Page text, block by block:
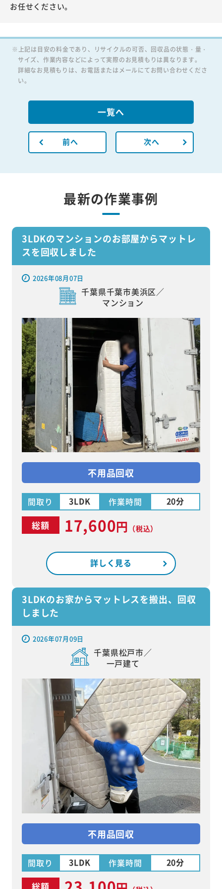
お任せください。
※上記は目安の料金であり、リサイクルの可否、回収品の状態・量・
サイズ、作業内容などによって実際のお見積もりは異なります。
詳細なお見積もりは、お電話またはメールにてお問い合わせくださ
い。
前へ
一覧へ
次へ
最新の作業事例
3LDKのマンションのお部屋からマットレ
スを回収しました
2026年08月07日
千葉県千葉市美浜区／
マンション
不用品回収
間取り 3LDK 作業時間 20分
総額 17,600円 （税込）
詳しく見る
3LDKのお家からマットレスを搬出、回収
しました
2026年07月09日
千葉県松戸市／
一戸建て
不用品回収
間取り 3LDK 作業時間 20分
総額